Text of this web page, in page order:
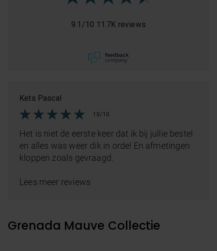
9.1 /10 11.7K reviews
Kets Pascal
10/10
Het is niet de eerste keer dat ik bij jullie bestel
en alles was weer dik in orde! En afmetingen
kloppen zoals gevraagd.
Lees meer reviews
Grenada Mauve Collectie